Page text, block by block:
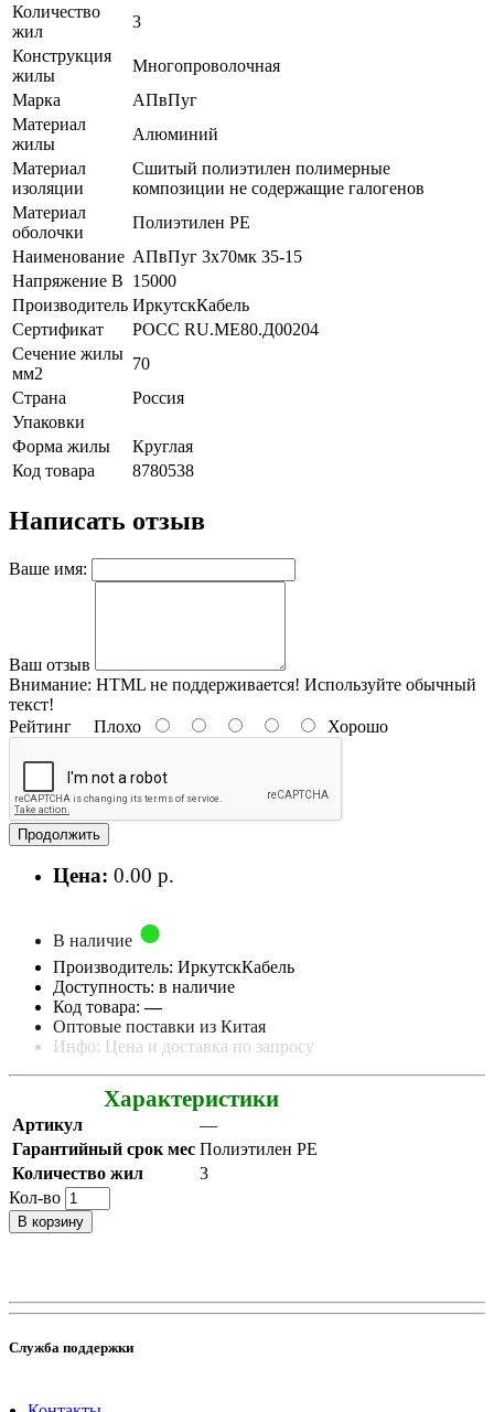
Количество
жил
3
Конструкция
жилы
Многопроволочная
Марка
АПвПуг
Материал
жилы
Алюминий
Материал
изоляции
Сшитый полиэтилен полимерные
композиции не содержащие галогенов
Материал
оболочки
Полиэтилен PE
Наименование АПвПуг 3х70мк 35-15
Напряжение В 15000
Производитель ИркутскКабель
Сертификат
POCC RU.ME80.Д00204
Сечение жилы
мм2
70
Страна
Россия
Упаковки
Форма жилы
Круглая
Код товара
8780538
Написать отзыв
Ваше имя:
Ваш отзыв
Внимание: HTML не поддерживается! Используйте обычный
текст!
Рейтинг Плохо Хорошо
Продолжить
Цена: 0.00 р.
В наличие
Производитель: ИркутскКабель
Доступность: в наличие
Код товара:—
Оптовые поставки из Китая
Инфо: Цена и доставка по запросу
Характеристики
Артикул
—
Гарантийный срок мес Полиэтилен PE
Количество жил
3
Кол-во
В корзину
Служба поддержки